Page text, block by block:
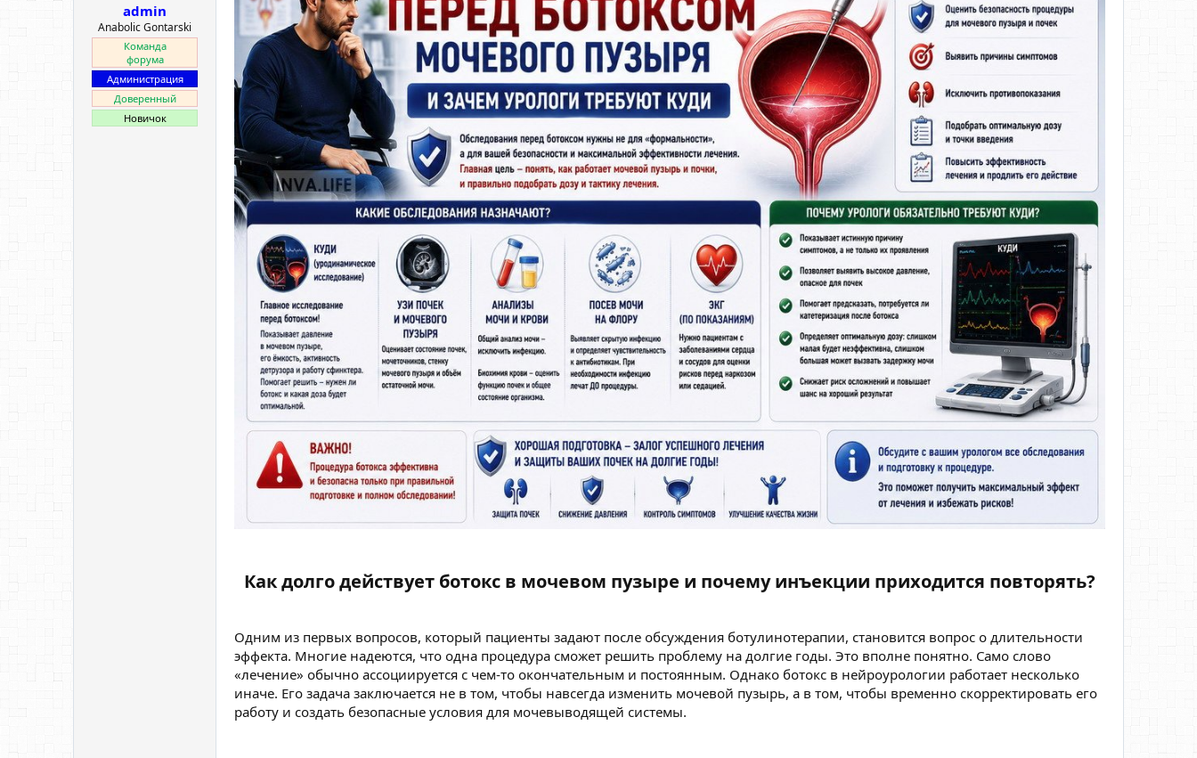
а
admin
Anabolic Gontarski
Команда
форума
Администрация
Доверенный
Новичок
Как долго действует ботокс в мочевом пузыре и почему инъекции приходится повторять?​
Одним из первых вопросов, который пациенты задают после обсуждения ботулинотерапии, становится вопрос о длительности
эффекта. Многие надеются, что одна процедура сможет решить проблему на долгие годы. Это вполне понятно. Само слово
«лечение» обычно ассоциируется с чем-то окончательным и постоянным. Однако ботокс в нейроурологии работает несколько
иначе. Его задача заключается не в том, чтобы навсегда изменить мочевой пузырь, а в том, чтобы временно скорректировать его
работу и создать безопасные условия для мочевыводящей системы.